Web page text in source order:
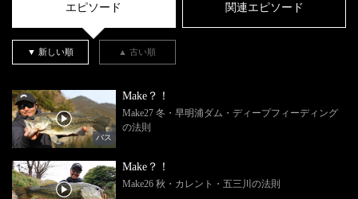
エピソード 関連エピソード
▼ 新しい順 ▲ 古い順
バス
Make？！
Make27 冬・早明浦ダム・ディープフィーディング
の法則
Make？！
Make26 秋・カレント・五三川の法則